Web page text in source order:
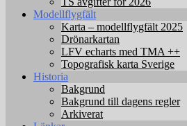
Modellflygfält
Karta – modellflygfält 2025
Drönarkartan
LFV echarts med TMA ++
Topografisk karta Sverige
Historia
Bakgrund
Bakgrund till dagens regler
Arkiverat